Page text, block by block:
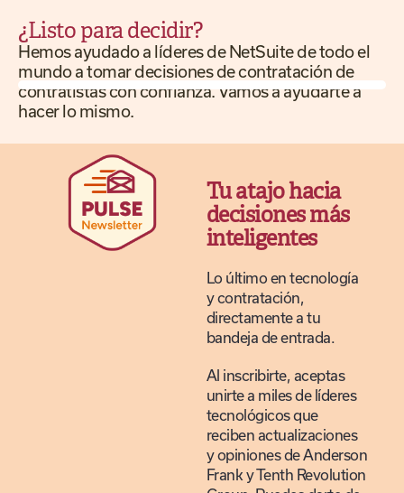
¿Listo para decidir?
Hemos ayudado a líderes de NetSuite de todo el
mundo a tomar decisiones de contratación de
contratistas con confianza. Vamos a ayudarte a
hacer lo mismo.
Tu atajo hacia
decisiones más
inteligentes
Lo último en tecnología
y contratación,
directamente a tu
bandeja de entrada.
Al inscribirte, aceptas
unirte a miles de líderes
tecnológicos que
reciben actualizaciones
y opiniones de Anderson
Frank y Tenth Revolution